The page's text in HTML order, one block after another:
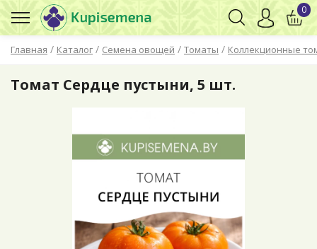
Главная / Каталог / Семена овощей / Томаты / Коллекционные
0
Томат Сердце пустыни, 5 шт.